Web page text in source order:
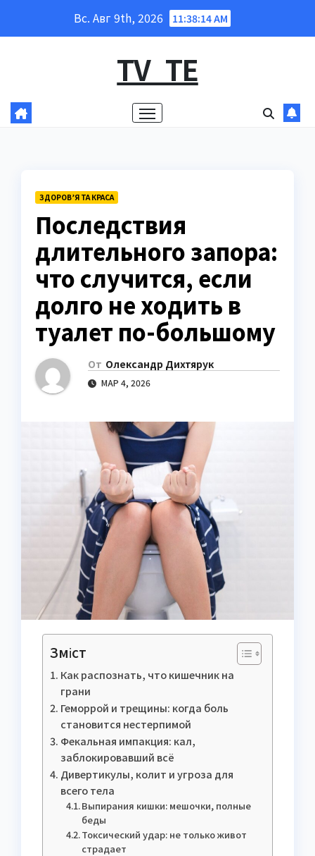
Вс. Авг 9th, 2026 11:38:15 AM
TV_TE
ЗДОРОВ’Я ТА КРАСА
Последствия
длительного запора:
что случится, если
долго не ходить в
туалет по-большому
От Олександр Дихтярук
МАР 4, 2026
Зміст
Как распознать, что кишечник на
грани
Геморрой и трещины: когда боль
становится нестерпимой
Фекальная импакция: кал,
заблокировавший всё
Дивертикулы, колит и угроза для
всего тела
Выпирания кишки: мешочки, полные
беды
Токсический удар: не только живот
страдает